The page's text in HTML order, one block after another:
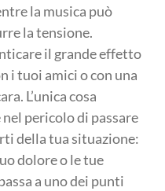
la musica può
la tensione.
il grande effetto
i tuoi amici o con una
L’unica cosa
pericolo di passare
della tua situazione:
dolore o le tue
a uno dei punti